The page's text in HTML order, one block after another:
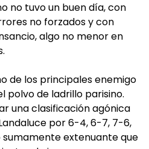
no tuvo un buen día, con
no forzados y con
algo no menor en
de los principales enemigo
polvo de ladrillo parisino.
una clasificación agónica
por 6-4, 6-7, 7-6,
extenuante que